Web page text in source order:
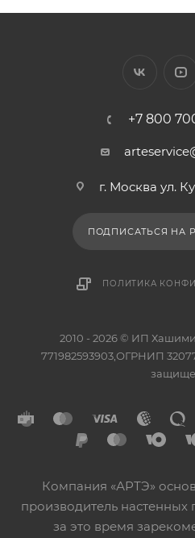
+7 800
г. Москва ул.
ПОДПИСАТЬСЯ НА
ПОЛИТИКА
2010 - 2026 © ИП
771982593903,ОГРНИП
Компания «АРТЭ»
производитель настенных
за это время